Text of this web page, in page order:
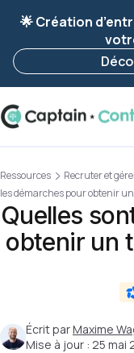
🌟 Création
Ressources Recruter et
les démarches pour obtenir
Quelles
obtenir un
Écrit parMaxime
Mise à jour : 25 mai